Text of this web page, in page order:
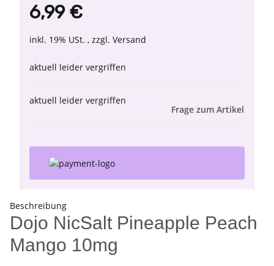
6,99 €
inkl. 19% USt. , zzgl. Versand
aktuell leider vergriffen
aktuell leider vergriffen
Frage zum Artikel
Beschreibung
Dojo NicSalt Pineapple Peach
Mango 10mg